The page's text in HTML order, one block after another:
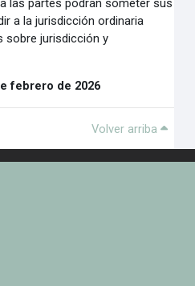
las partes podrán someter sus
a lajurisdicción ordinaria
sobre jurisdicción y
febrero de 2026
Volver arriba